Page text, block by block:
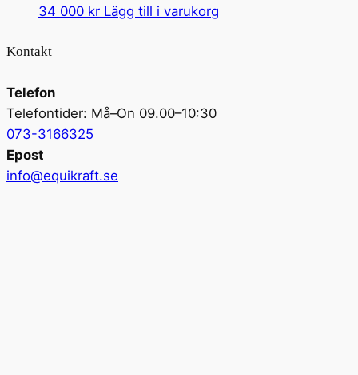
34 000 kr Lägg till i varukorg
Kontakt
Telefon
Telefontider: Må–On 09.00–10:30
073-3166325
Epost
info@equikraft.se